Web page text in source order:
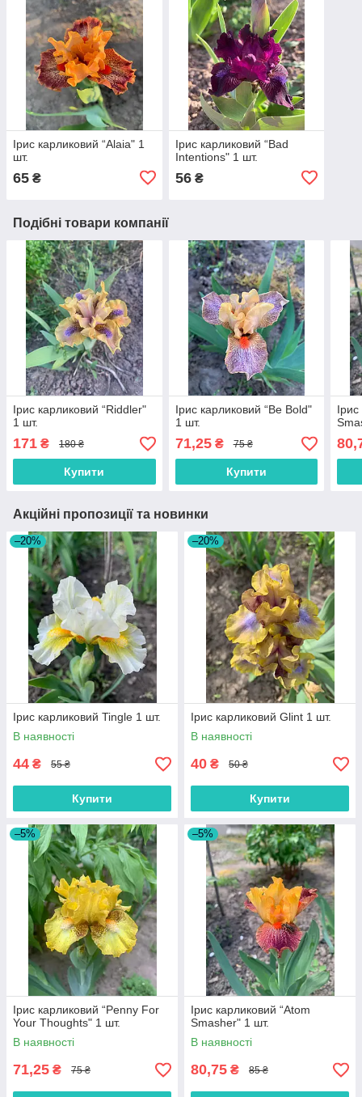
Ірис карликовий “Alaia" 1
шт.
65 ₴
Ірис карликовий “Bad
Intentions" 1 шт.
56₴
Подібні товари компанії
Ірис карликовий “Riddler"
1 шт.
171 ₴ 180 ₴
Купити
Ірис карликовий “Be Bold"
1 шт.
71,25₴ 75 ₴
Купити
Акційні пропозиції та новинки
–20%
Ірис карликовий Tingle 1 шт.
В наявності
44 ₴ 55 ₴
Купити
–20%
Ірис карликовий Glint 1 шт.
В наявності
40 ₴ 50 ₴
Купити
–5%
Ірис карликовий “Penny For
Your Thoughts" 1 шт.
В наявності
71,25 ₴ 75 ₴
–5%
Ірис карликовий “Atom
Smasher" 1 шт.
В наявності
80,75 ₴ 85 ₴